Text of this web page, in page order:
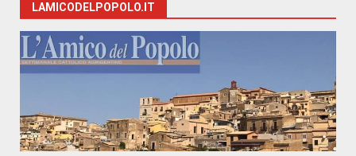
LAMICODELPOPOLO.IT